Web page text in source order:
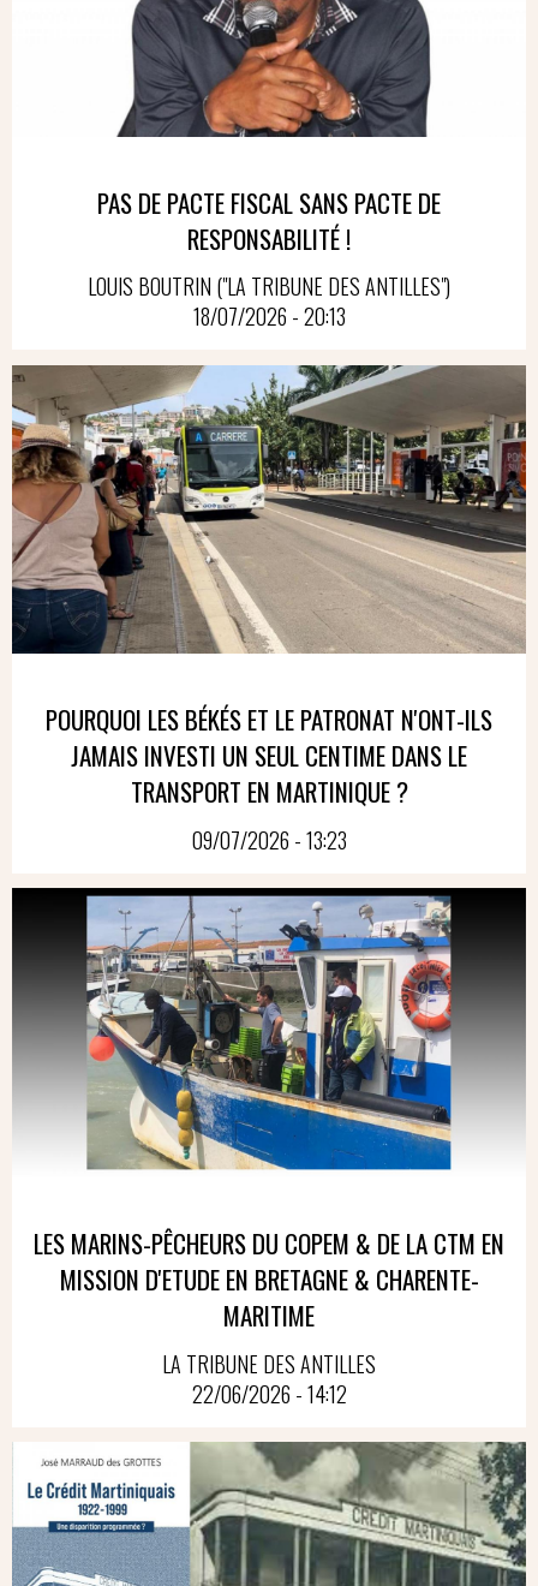
PAS DE PACTE FISCAL SANS PACTE DE
RESPONSABILITÉ !
LOUIS BOUTRIN ("LA TRIBUNE DES ANTILLES")
18/07/2026 - 20:13
POURQUOI LES BÉKÉS ET LE PATRONAT N'ONT-ILS
JAMAIS INVESTI UN SEUL CENTIME DANS LE
TRANSPORT EN MARTINIQUE ?
09/07/2026 - 13:23
LES MARINS-PÊCHEURS DU COPEM & DE LA CTM EN
MISSION D'ETUDE EN BRETAGNE & CHARENTE-
MARITIME
LA TRIBUNE DES ANTILLES
22/06/2026 - 14:12